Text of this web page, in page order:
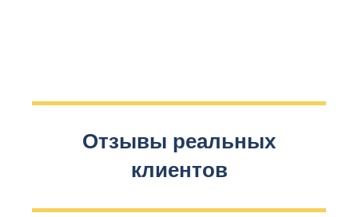
Отзывы реальных
клиентов